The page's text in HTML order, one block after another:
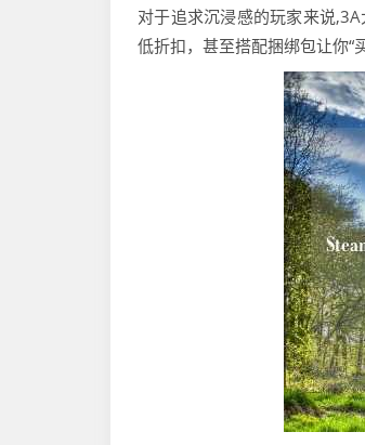
对于追求沉浸感的玩家来说
低折扣，甚至搭配捆绑包让你“